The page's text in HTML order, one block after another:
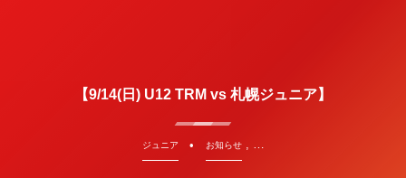
【9/14(日) U12 TRM vs 札幌ジュニア】
ジュニア お知らせ, …